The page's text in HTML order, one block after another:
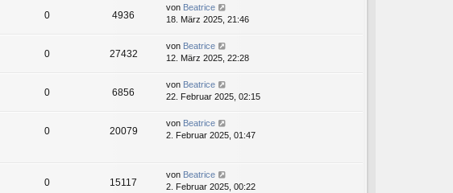
0 4936
von Beatrice
18. März 2025, 21:46
0 27432
von Beatrice
12. März 2025, 22:28
0 6856
von Beatrice
22. Februar 2025, 02:15
0 20079
von Beatrice
2. Februar 2025, 01:47
0 15117
von Beatrice
2. Februar 2025, 00:22